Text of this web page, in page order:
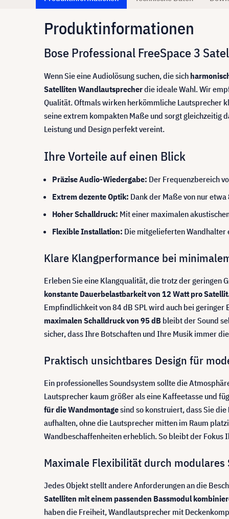
Produktinformationen
Bose Professional FreeSpace 3
Wenn Sie eine Audiolösung suchen, die sich
Satelliten Wandlautsprecherdie ideale Wahl. Wir
Qualität. Oftmals wirken herkömmliche Lautsprecher
seine extrem kompakten Maße und sorgt gleichzeitig
Leistung und Design perfekt vereint.
Ihre Vorteile auf einen Blick
Präzise Audio-Wiedergabe: Der Frequenzbereich
Extrem dezente Optik: Dank der Maße von nur
Hoher Schalldruck: Mit einer maximalen
Flexible Installation: Die mitgelieferten Wandhalter
Klare Klangperformance bei
Erleben Sie eine Klangqualität, die trotz der geringen
konstante Dauerbelastbarkeit von 12 Watt pro
Empfindlichkeit von 84 dB SPL wird auch bei
maximalen Schalldruck von 95 dB bleibt der Sound
sicher, dass Ihre Botschaften und Ihre Musik immer
Praktisch unsichtbares Design für
Ein professionelles Soundsystem sollte die
Lautsprecher kaum größer als eine Kaffeetasse und
für die Wandmontagesind so konstruiert, dass Sie die
aufhalten, ohne die Lautsprecher mitten im Raum
Wandbeschaffenheiten erheblich. So bleibt der Fokus
Maximale Flexibilität durch modulares
Jedes Objekt stellt andere Anforderungen an die
Satelliten mit einem passenden Bassmodul
haben die Freiheit, Wandlautsprecher mit